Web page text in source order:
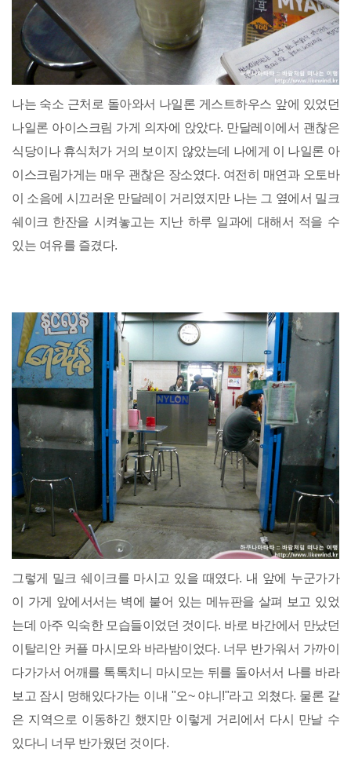
나는 숙소 근처로 돌아와서 나일론 게스트하우스 앞에 있었던
나일론 아이스크림 가게 의자에 앉았다. 만달레이에서 괜찮은
식당이나 휴식처가 거의 보이지 않았는데 나에게 이 나일론 아
이스크림가게는 매우 괜찮은 장소였다. 여전히 매연과 오토바
이 소음에 시끄러운 만달레이 거리였지만 나는 그 옆에서 밀크
쉐이크 한잔을 시켜놓고는 지난 하루 일과에 대해서 적을 수
있는 여유를 즐겼다.
그렇게 밀크 쉐이크를 마시고 있을 때였다. 내 앞에 누군가가
이 가게 앞에서서는 벽에 붙어 있는 메뉴판을 살펴 보고 있었
는데 아주 익숙한 모습들이었던 것이다. 바로 바간에서 만났던
이탈리안 커플 마시모와 바라밤이었다. 너무 반가워서 가까이
다가가서 어깨를 톡톡치니 마시모는 뒤를 돌아서서 나를 바라
보고 잠시 멍해있다가는 이내 "오~ 야니!"라고 외쳤다. 물론 같
은 지역으로 이동하긴 했지만 이렇게 거리에서 다시 만날 수
있다니 너무 반가웠던 것이다.